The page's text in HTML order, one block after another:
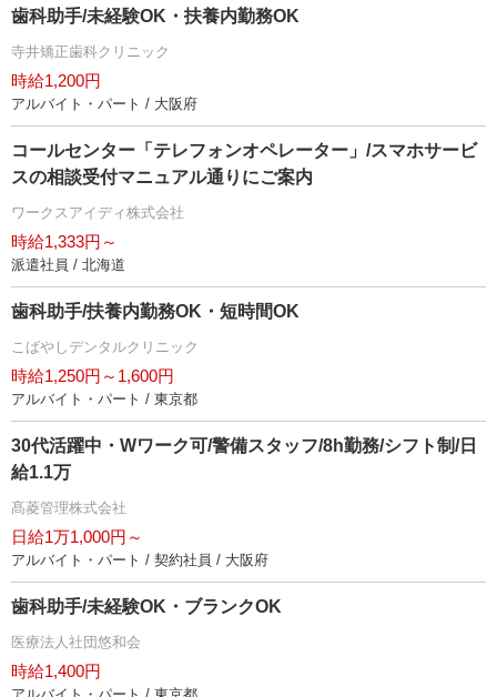
歯科助手/未経験OK・扶養内勤務OK
寺井矯正歯科クリニック
時給1,200円
アルバイト・パート / 大阪府
コールセンター「テレフォンオペレーター」/スマホサービ
スの相談受付マニュアル通りにご案内
ワークスアイディ株式会社
時給1,333円～
派遣社員 / 北海道
歯科助手/扶養内勤務OK・短時間OK
こばやしデンタルクリニック
時給1,250円～1,600円
アルバイト・パート / 東京都
30代活躍中・Wワーク可/警備スタッフ/8h勤務/シフト制/日
給1.1万
髙菱管理株式会社
日給1万1,000円～
アルバイト・パート / 契約社員 / 大阪府
歯科助手/未経験OK・ブランクOK
医療法人社団悠和会
時給1,400円